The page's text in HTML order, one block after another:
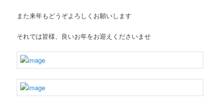
また来年もどうぞよろしくお願いします
それでは皆様、良いお年をお迎えくださいませ